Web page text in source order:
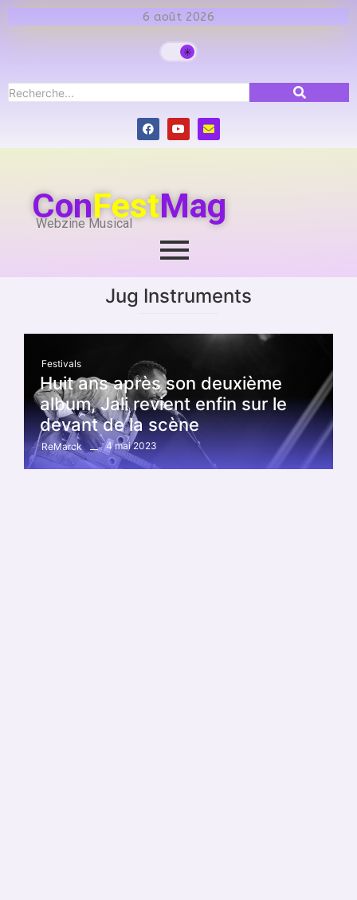
6 août 2026
ConFestMag
Webzine Musical
Jug Instruments
Festivals
Huit ans après son deuxième
album, Jali revient enfin sur le
devant de la scène
ReMarck 4 mai 2023